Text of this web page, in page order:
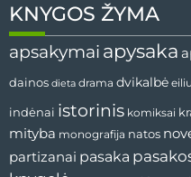
KNYGOS ŽYMA
apsakymai apysaka
dainos dieta drama dvikalbė
indėnai istorinis komiksai
mityba monografija natos
partizanai pasaka